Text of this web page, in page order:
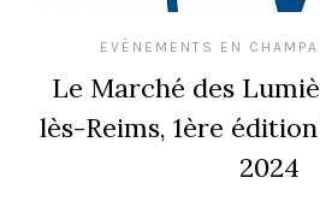
EVÈNEMENTS EN
Le Marché des
lès-Reims, 1ère
2024